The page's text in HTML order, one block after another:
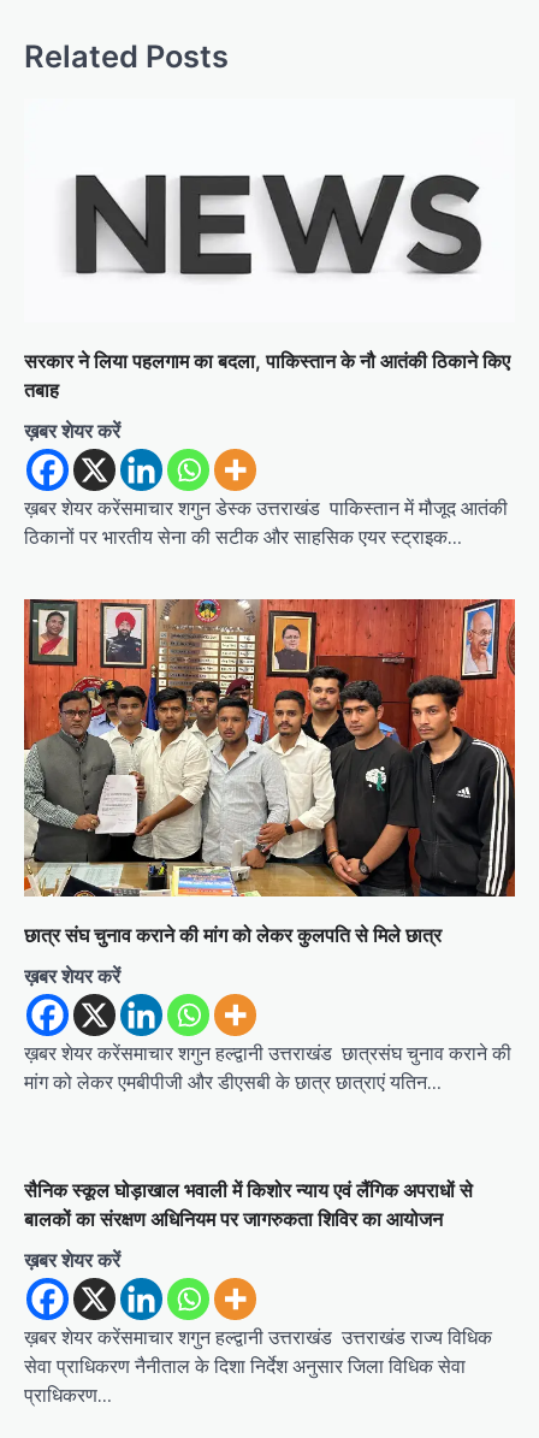
a
Related Posts
सरकार ने लिया पहलगाम का बदला, पाकिस्तान के नौ आतंकी ठिकाने किए
तबाह
ख़बर शेयर करें
ख़बर शेयर करेंसमाचार शगुन डेस्क उत्तराखंड पाकिस्तान में मौजूद आतंकी
ठिकानों पर भारतीय सेना की सटीक और साहसिक एयर स्ट्राइक…
छात्र संघ चुनाव कराने की मांग को लेकर कुलपति से मिले छात्र
ख़बर शेयर करें
ख़बर शेयर करेंसमाचार शगुन हल्द्वानी उत्तराखंड छात्रसंघ चुनाव कराने की
मांग को लेकर एमबीपीजी और डीएसबी के छात्र छात्राएं यतिन…
सैनिक स्कूल घोड़ाखाल भवाली में किशोर न्याय एवं लैंगिक अपराधों से
बालकों का संरक्षण अधिनियम पर जागरुकता शिविर का आयोजन
ख़बर शेयर करें
ख़बर शेयर करेंसमाचार शगुन हल्द्वानी उत्तराखंड उत्तराखंड राज्य विधिक
सेवा प्राधिकरण नैनीताल के दिशा निर्देश अनुसार जिला विधिक सेवा
प्राधिकरण…